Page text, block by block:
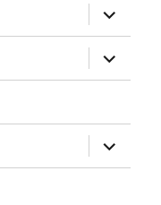
expand
child
menu
expand
child
menu
expand
child
menu